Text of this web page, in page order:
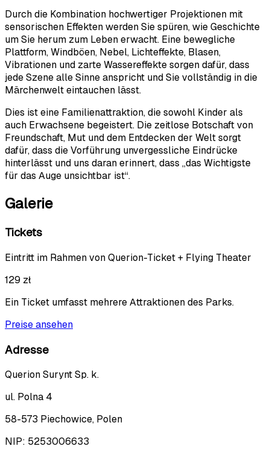
Durch die Kombination hochwertiger Projektionen mit
sensorischen Effekten werden Sie spüren, wie Geschichte
um Sie herum zum Leben erwacht. Eine bewegliche
Plattform, Windböen, Nebel, Lichteffekte, Blasen,
Vibrationen und zarte Wassereffekte sorgen dafür, dass
jede Szene alle Sinne anspricht und Sie vollständig in die
Märchenwelt eintauchen lässt.
Dies ist eine Familienattraktion, die sowohl Kinder als
auch Erwachsene begeistert. Die zeitlose Botschaft von
Freundschaft, Mut und dem Entdecken der Welt sorgt
dafür, dass die Vorführung unvergessliche Eindrücke
hinterlässt und uns daran erinnert, dass „das Wichtigste
für das Auge unsichtbar ist“.
Galerie
Tickets
Eintritt im Rahmen vonQuerion-Ticket + Flying Theater
129 zł
Ein Ticket umfasst mehrere Attraktionen des Parks.
Preise ansehen
Adresse
Querion Surynt Sp. k.
ul. Polna 4
58-573 Piechowice, Polen
NIP: 5253006633